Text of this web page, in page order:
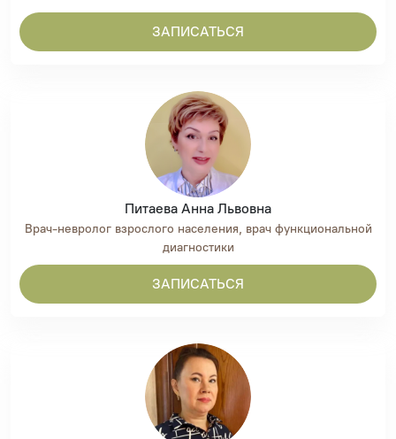
ЗАПИСАТЬСЯ
Питаева Анна Львовна
Врач-невролог взрослого населения, врач функциональной
диагностики
ЗАПИСАТЬСЯ